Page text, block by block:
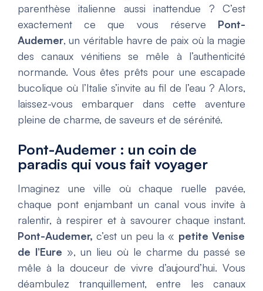
parenthèse italienne aussi inattendue ? C’est
exactement ce que vous réserve Pont-
Audemer, un véritable havre de paix où la magie
des canaux vénitiens se mêle à l’authenticité
normande. Vous êtes prêts pour une escapade
bucolique où l’Italie s’invite au fil de l’eau ? Alors,
laissez-vous embarquer dans cette aventure
pleine de charme, de saveurs et de sérénité.
Pont-Audemer : un coin de
paradis qui vous fait voyager
Imaginez une ville où chaque ruelle pavée,
chaque pont enjambant un canal vous invite à
ralentir, à respirer et à savourer chaque instant.
Pont-Audemer, c’est un peu la « petite Venise
de l’Eure », un lieu où le charme du passé se
mêle à la douceur de vivre d’aujourd’hui. Vous
déambulez tranquillement, entre les canaux